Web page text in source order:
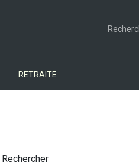
RETRAITE
Rechercher